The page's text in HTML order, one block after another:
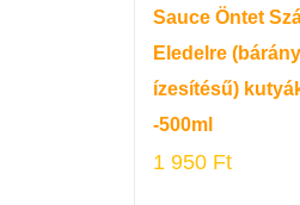
Sauce Öntet
Eledelre
ízesítésű)
-500ml
1 950 Ft